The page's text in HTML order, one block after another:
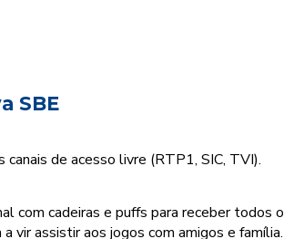
SBE
de acesso livre (RTP1, SIC, TVI).
com cadeiras e puffs para receber todos
vir assistir aos jogos com amigos e família.